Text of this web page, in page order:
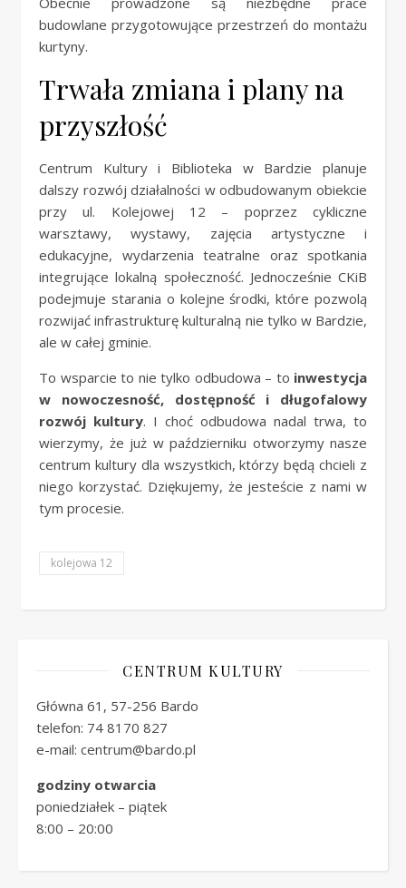
budowlane przygotowujące przestrzeń do montażu
kurtyny.
Trwała zmiana i plany na
przyszłość
Centrum Kultury i Biblioteka w Bardzie planuje
dalszy rozwój działalności w odbudowanym obiekcie
przy ul. Kolejowej 12 – poprzez cykliczne
warsztawy, wystawy, zajęcia artystyczne i
edukacyjne, wydarzenia teatralne oraz spotkania
integrujące lokalną społeczność. Jednocześnie CKiB
podejmuje starania o kolejne środki, które pozwolą
rozwijać infrastrukturę kulturalną nie tylko w Bardzie,
ale w całej gminie.
To wsparcie to nie tylko odbudowa – to inwestycja
w nowoczesność, dostępność i długofalowy
rozwój kultury. I choć odbudowa nadal trwa, to
wierzymy, że już w październiku otworzymy nasze
centrum kultury dla wszystkich, którzy będą chcieli z
niego korzystać. Dziękujemy, że jesteście z nami w
tym procesie.
kolejowa 12
CENTRUM KULTURY
Główna 61, 57-256 Bardo
telefon: 74 8170 827
e-mail: centrum@bardo.pl
godziny otwarcia
poniedziałek – piątek
8:00 – 20:00